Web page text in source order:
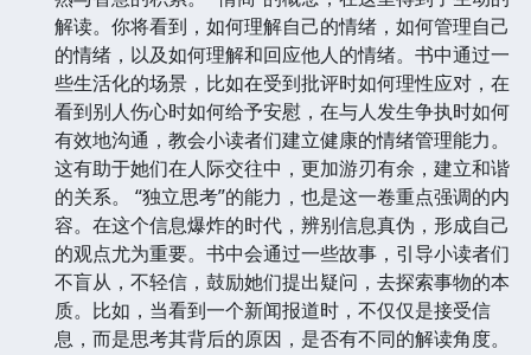
解读。你将看到，如何理解自己的情绪，如何管理自己
的情绪，以及如何理解和回应他人的情绪。书中通过一
些生活化的场景，比如在受到批评时如何理性应对，在
看到别人伤心时如何给予安慰，在与人发生争执时如何
有效地沟通，教会小读者们建立健康的情绪管理能力。
这有助于她们在人际交往中，更加游刃有余，建立和谐
的关系。 “独立思考”的能力，也是这一卷重点强调的内
容。在这个信息爆炸的时代，辨别信息真伪，形成自己
的观点尤为重要。书中会通过一些故事，引导小读者们
不盲从，不轻信，鼓励她们提出疑问，去探索事物的本
质。比如，当看到一个新闻报道时，不仅仅是接受信
息，而是思考其背后的原因，是否有不同的解读角度。